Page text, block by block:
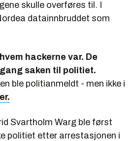
skulle overføres til. I
datainnbruddet som
hackerne var. De
saken til politiet.
ble politianmeldt - men ikke i
Svartholm Warg ble først
politiet etter arrestasjonen i